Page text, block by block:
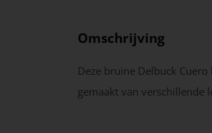
Omschrijving
Deze bruine Delbuck
gemaakt van verschillende